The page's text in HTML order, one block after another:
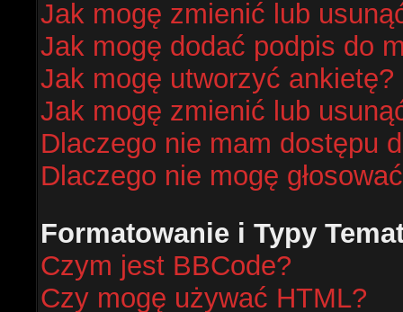
Jak mogę zmienić lub
Jak mogę dodać podpis do
Jak mogę utworzyć ankietę?
Jak mogę zmienić lub
Dlaczego nie mam dostępu
Dlaczego nie mogę
Formatowanie i Typy
Czym jest BBCode?
Czy mogę używać HTML?